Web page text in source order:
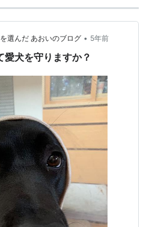
選んだ あおいのブログ • 5年前
愛犬を守りますか？